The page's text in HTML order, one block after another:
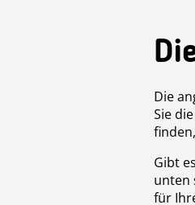
Die
Sie
Gibt
unten
für